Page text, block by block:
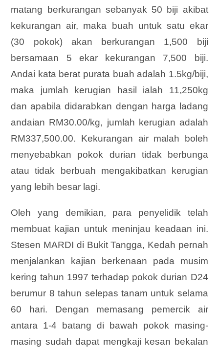
matang berkurangan sebanyak 50 biji akibat
kekurangan air, maka buah untuk satu ekar
(30 pokok) akan berkurangan 1,500 biji
bersamaan 5 ekar kekurangan 7,500 biji.
Andai kata berat purata buah adalah 1.5kg/biji,
maka jumlah kerugian hasil ialah 11,250kg
dan apabila didarabkan dengan harga ladang
andaian RM30.00/kg, jumlah kerugian adalah
RM337,500.00. Kekurangan air malah boleh
menyebabkan pokok durian tidak berbunga
atau tidak berbuah mengakibatkan kerugian
yang lebih besar lagi.
Oleh yang demikian, para penyelidik telah
membuat kajian untuk meninjau keadaan ini.
Stesen MARDI di Bukit Tangga, Kedah pernah
menjalankan kajian berkenaan pada musim
kering tahun 1997 terhadap pokok durian D24
berumur 8 tahun selepas tanam untuk selama
60 hari. Dengan memasang pemercik air
antara 1-4 batang di bawah pokok masing-
masing sudah dapat mengkaji kesan bekalan